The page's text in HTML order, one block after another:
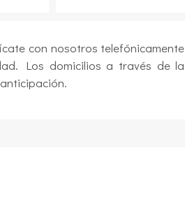
con nosotros telefónicamente
Los domicilios a través de la